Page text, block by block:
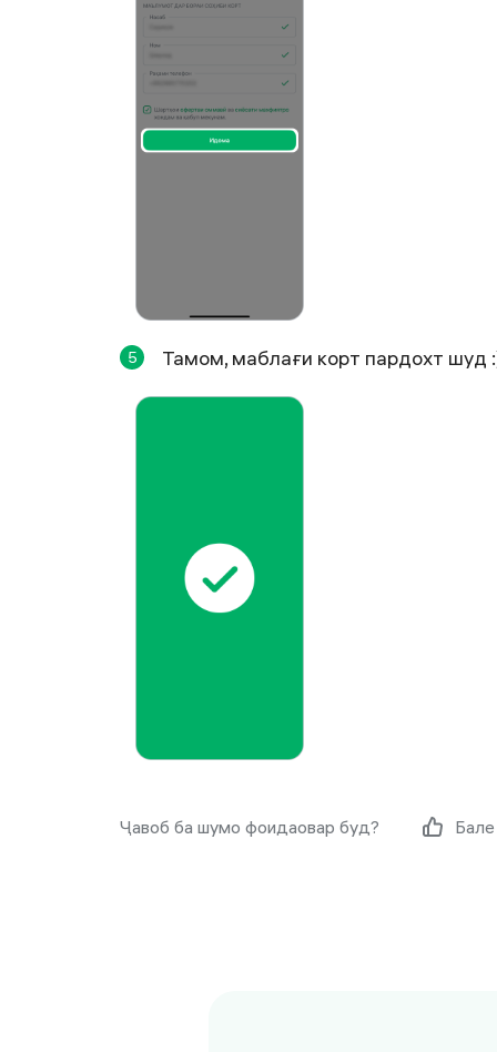
5 Тамом, маблағи корт пардохт шуд
Ҷавоб ба шумо фоидаовар буд? Бале